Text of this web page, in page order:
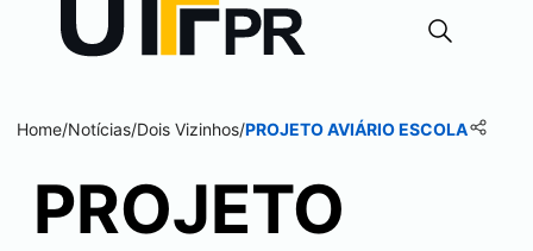
CONTEÚDO
Home/Notícias/Dois Vizinhos/PROJETO AVIÁRIO ESCOLA
PROJETO